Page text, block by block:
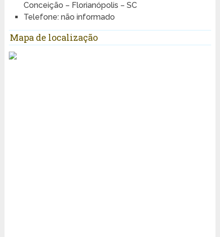
Conceição – Florianópolis – SC
Telefone: não informado
Mapa de localização